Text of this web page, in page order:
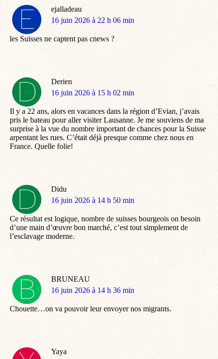
ejalladeau
dit
16 juin 2026 à 22 h 06 min
les Suisses ne captent pas cnews ?
Derien
dit
16 juin 2026 à 15 h 02 min
Il y a 22 ans, alors en vacances dans la région d’Evian, j’avais
pris le bateau pour aller visiter Lausanne. Je me souviens de ma
surprise à la vue du nombre important de chances pour la Suisse
arpentant les rues. C’était déjà presque comme chez nous en
France. Quelle folie!
Didu
dit
16 juin 2026 à 14 h 50 min
Ce résultat est logique, nombre de suisses bourgeois on besoin
d’une main d’œuvre bon marché, c’est tout simplement de
l’esclavage moderne.
BRUNEAU
dit
16 juin 2026 à 14 h 36 min
Chouette…on va pouvoir leur envoyer nos migrants.
Yaya